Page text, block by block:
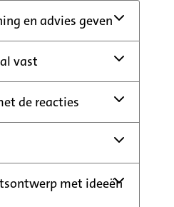
en advies geven
vast
de reacties
met ideeën